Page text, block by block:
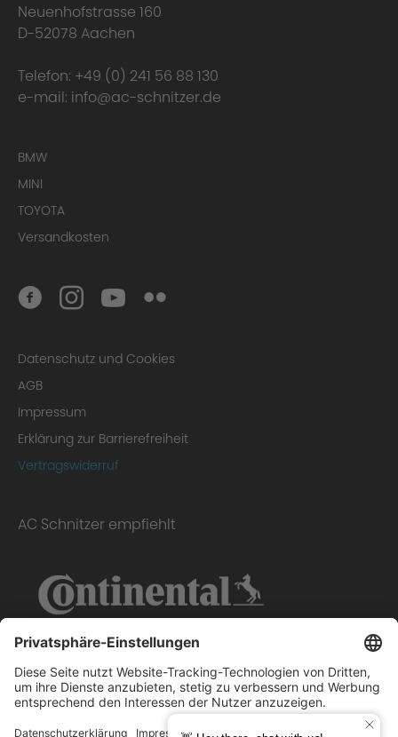
the complete Warranty Conditions.
Scope of delivery:
Neuenhofstrasse 160
D-52078 Aachen
Telefon: +49 (0) 241 56 88 130
e-mail: info@ac-schnitzer.de
BMW
MINI
TOYOTA
Versandkosten
Datenschutz und Cookies
AGB
Impressum
Erklärung zur Barrierefreiheit
Vertragswiderruf
AC Schnitzer empfiehlt